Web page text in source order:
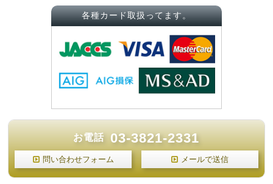
各種カード取扱ってます。
お電話 03-3821-2331
問い合わせフォーム メールで送信